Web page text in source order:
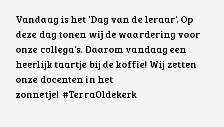
Vandaag is het 'Dag van de leraar'. Op
deze dag tonen wij de waardering voor
onze collega's. Daarom vandaag een
heerlijk taartje bij de koffie! Wij zetten
onze docenten in het
zonnetje! #TerraOldekerk